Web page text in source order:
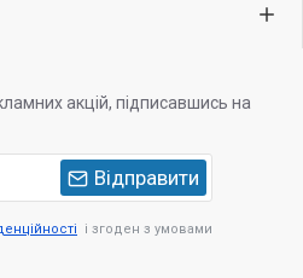
акцій, підписавшись на
Відправити
і згоден з умовами